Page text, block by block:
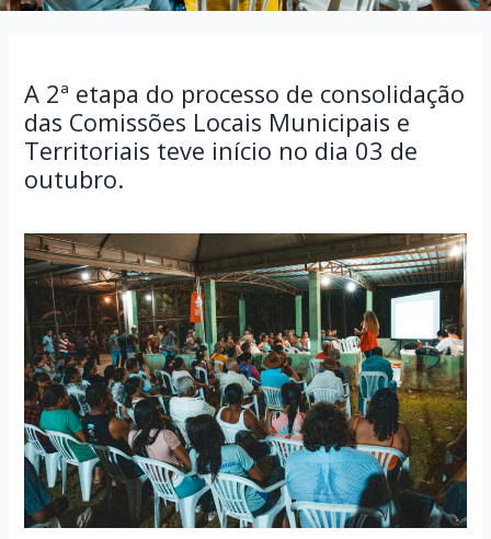
A 2ª etapa do processo de consolidação
das Comissões Locais Municipais e
Territoriais teve início no dia 03 de
outubro.